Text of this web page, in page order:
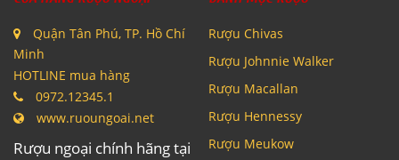
Quận Tân Phú, TP. Hồ Chí
Minh
HOTLINE mua hàng
0972.12345.1
www.ruoungoai.net
Rượu ngoại chính hãng tại
Rượu Chivas
Rượu Johnnie Walker
Rượu Macallan
Rượu Hennessy
Rượu Meukow